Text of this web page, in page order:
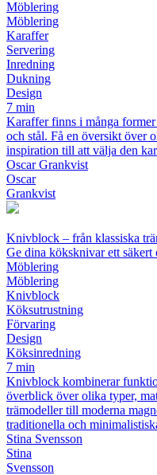
Möblering
Möblering
Karaffer
Servering
Inredning
Dukning
Design
7 min
Karaffer finns i många
och stål. Få en översikt över
inspiration till att välja den
Oscar Grankvist
Oscar
Grankvist
Knivblock – från klassiska
Ge dina köksknivar ett
Möblering
Möblering
Knivblock
Köksutrustning
Förvaring
Design
Köksinredning
7 min
Knivblock kombinerar
överblick över olika typer,
trämodeller till moderna
traditionella och
Stina Svensson
Stina
Svensson